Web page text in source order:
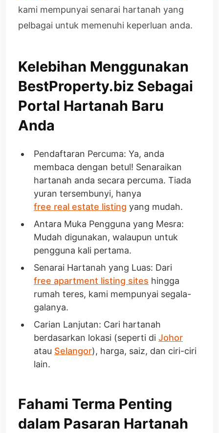
kami mempunyai senarai hartanah yang
pelbagai untuk memenuhi keperluan anda.
Kelebihan Menggunakan
BestProperty.biz Sebagai
Portal Hartanah Baru
Anda
Pendaftaran Percuma: Ya, anda
membaca dengan betul! Senaraikan
hartanah anda secara percuma. Tiada
yuran tersembunyi, hanya
free real estate listing yang mudah.
Antara Muka Pengguna yang Mesra:
Mudah digunakan, walaupun untuk
pengguna kali pertama.
Senarai Hartanah yang Luas: Dari
free apartment listing sites hingga
rumah teres, kami mempunyai segala-
galanya.
Carian Lanjutan: Cari hartanah
berdasarkan lokasi (seperti di Johor
atau Selangor), harga, saiz, dan ciri-ciri
lain.
Fahami Terma Penting
dalam Pasaran Hartanah